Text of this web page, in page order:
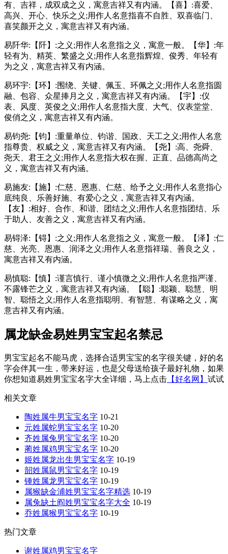
有、吉祥，成双成之义，寓意吉祥又有内涵。【喜】:喜爱、
高兴、开心、快乐之义;用作人名意指喜不自胜、双喜临门、
喜笑颜开之义，寓意吉祥又有内涵。
易阡华:【阡】:之义;用作人名意指之义，寓意一般。【华】:年
轻有为、精英、繁盛之义;用作人名意指辉煌、俊秀、年轻有
为之义，寓意吉祥又有内涵。
易环宇:【环】:围绕、关键、佩玉、环佩之义;用作人名意指圆
融、包容、众星捧月之义，寓意吉祥又有内涵。【宇】:仪
表、风度、英俊之义;用作人名意指大度、大气、仪表堂堂、
俊俏之义，寓意吉祥又有内涵。
易钧尧:【钧】:重量单位、钧谐、国政、天工之义;用作人名意
指尊贵、权威之义，寓意吉祥又有内涵。【尧】:高、尧舜、
尧天、君王之义;用作人名意指大权在握、正直、品德高尚之
义，寓意吉祥又有内涵。
易施友:【施】:仁慈、恩惠、仁慈、给予之义;用作人名意指心
底纯良、乐善好施、有爱心之义，寓意吉祥又有内涵。
【友】:相好、合作、和谐、团结之义;用作人名意指团结、乐
于助人、友善之义，寓意吉祥又有内涵。
易锝泽:【锝】:之义;用作人名意指之义，寓意一般。【泽】:仁
慈、光亮、恩惠、润泽之义;用作人名意指祥瑞、善良之义，
寓意吉祥又有内涵。
易慎聪:【慎】:谨言慎行、谨小慎微之义;用作人名意指严谨、
不露锋芒之义，寓意吉祥又有内涵。【聪】:聪颖、聪慧、明
智、聪悟之义;用作人名意指聪明、有智慧、有谋略之义，寓
意吉祥又有内涵。
属龙缺金易姓男宝宝起名禁忌
男宝宝起名不能马虎，选择合适男宝宝的名字很关键，好的名
字会伴其一生，带来好运，也是父母送给孩子最好礼物，如果
你想知道易姓男宝宝名字大全详细，马上点击 【好名网】 试试
相关文章
陶姓属牛男宝宝名字 10-21
元姓属蛇男宝宝名字 10-20
齐姓属兔男宝宝名字 10-20
蔺姓属鸡男宝宝名字 10-20
姬姓属龙出生男宝宝名字 10-19
韶姓属鼠男宝宝名字 10-19
锺姓属龙男宝宝名字 10-19
属猴缺金浦姓男宝宝名字精选 10-19
属兔缺土阎姓男宝宝名字大全 10-19
乔姓属猴男宝宝名字 10-19
热门文章
谢姓属鸡男宝宝名字